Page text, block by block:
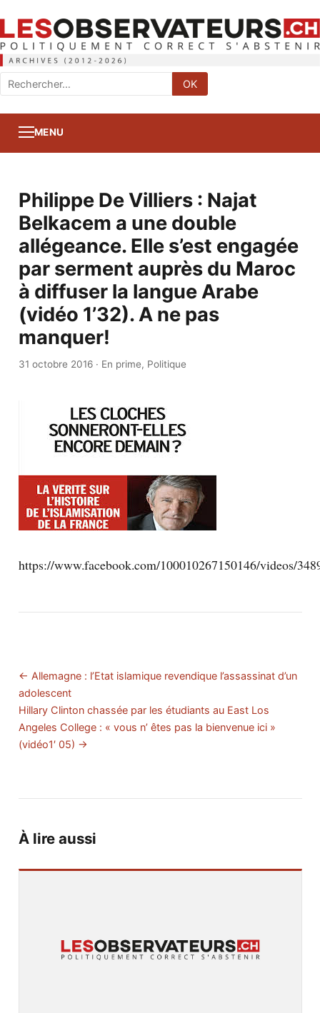
Rechercher
:
OK
MENU
Philippe De Villiers : Najat
Belkacem a une double
allégeance. Elle s’est engagée
par serment auprès du Maroc
à diffuser la langue Arabe
(vidéo 1’32). A ne pas
manquer!
31 octobre 2016· En prime, Politique
https://www.facebook.com/100010267150146/videos/
← Allemagne : l’Etat islamique revendique l’assassinat d’un
adolescent
Hillary Clinton chassée par les étudiants au East Los
Angeles College : « vous n’ êtes pas la bienvenue ici »
(vidéo1′ 05) →
À lire aussi